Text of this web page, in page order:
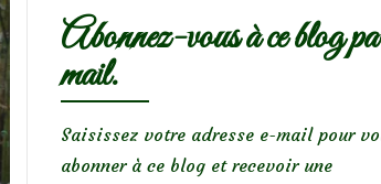
Abonnez-vous à ce blog
mail.
Saisissez votre adresse e-mail pour
abonner à ce blog et recevoir une